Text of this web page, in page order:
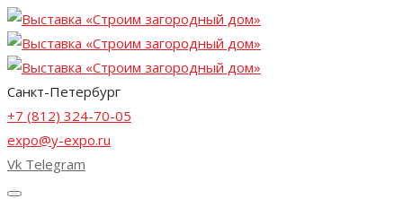
Санкт-Петербург
+7 (812) 324-70-05
expo@y-expo.ru
Vk Telegram